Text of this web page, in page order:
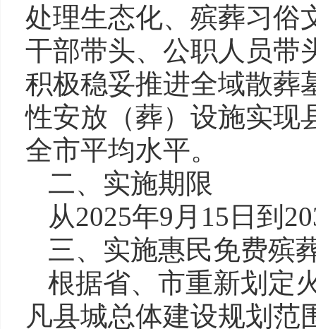
处理生态化、殡葬习俗
干部带头、公职人员带
积极稳妥推进全域散葬
性安放（葬）设施实现
全市平均水平。
二、实施期限
从2025年9月15日到
三、实施惠民免费殡
根据省、市重新划定
凡县城总体建设规划范